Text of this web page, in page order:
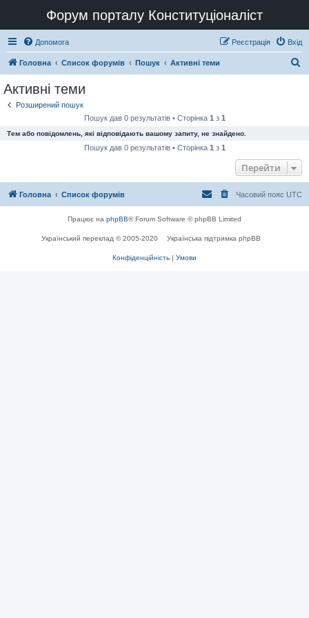
Форум порталу Конституціоналіст
Допомога Вхід
Реєстрація
Головна Список форумів Пошук Активні теми
Активні теми
Розширений пошук
Пошук дав 0 результатів • Сторінка 1 з 1
Тем або повідомлень, які відповідають вашому запиту, не знайдено.
Пошук дав 0 результатів • Сторінка 1 з 1
Перейти
Головна Список форумів Часовий пояс UTC
Працює на phpBB® Forum Software © phpBB Limited
Український переклад © 2005-2020 Українська підтримка phpBB
Конфіденційність | Умови